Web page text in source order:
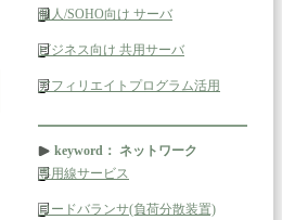
個人/SOHO向け サーバ
ビジネス向け 共用サーバ
アフィリエイトプログラム活用
keyword： ネットワーク
専用線サービス
ロードバランサ(負荷分散装置)